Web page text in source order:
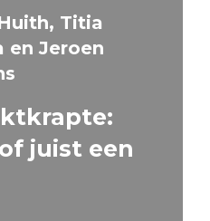
Titia
en Jeroen
juist een